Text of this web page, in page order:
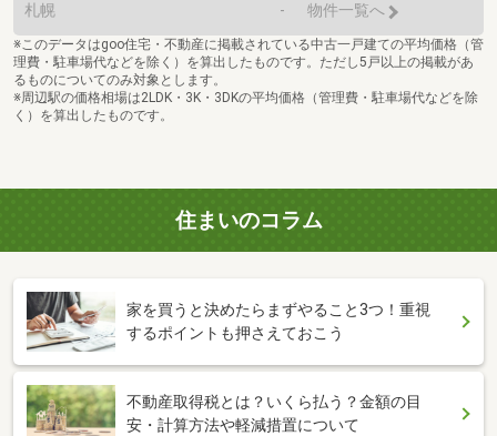
札幌 - 物件一覧へ
※このデータはgoo住宅・不動産に掲載されている中古一戸建ての平均価格（管
理費・駐車場代などを除く）を算出したものです。ただし5戸以上の掲載があ
るものについてのみ対象とします。
※周辺駅の価格相場は2LDK・3K・3DKの平均価格（管理費・駐車場代などを除
く）を算出したものです。
住まいのコラム
家を買うと決めたらまずやること3つ！重視
するポイントも押さえておこう
不動産取得税とは？いくら払う？金額の目
安・計算方法や軽減措置について